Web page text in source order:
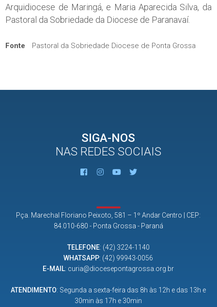
Arquidiocese de Maringá, e Maria Aparecida Silva, da
Pastoral da Sobriedade da Diocese de Paranavaí.
Fonte Pastoral da Sobriedade Diocese de Ponta Grossa
SIGA-NOS
NAS REDES SOCIAIS
Pça. Marechal Floriano Peixoto, 581 – 1º Andar Centro | CEP:
84.010-680 - Ponta Grossa - Paraná
TELEFONE: (42) 3224-1140
WHATSAPP: (42) 99943-0056
E-MAIL: curia@diocesepontagrossa.org.br
ATENDIMENTO: Segunda a sexta-feira das 8h às 12h e das 13h e
30min às 17h e 30min